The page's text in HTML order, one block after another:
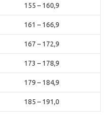
155 – 160,9
161 – 166,9
167 – 172,9
173 – 178,9
179 – 184,9
185 – 191,0